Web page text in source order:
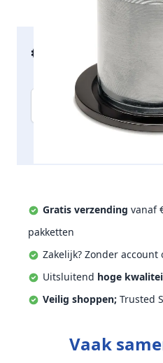
€ 19,66 incl. btw
Aantal
Gratis verzending vanaf
pakketten
Zakelijk? Zonder account
Uitsluitend hoge
Veilig shoppen; Trusted
Vaak